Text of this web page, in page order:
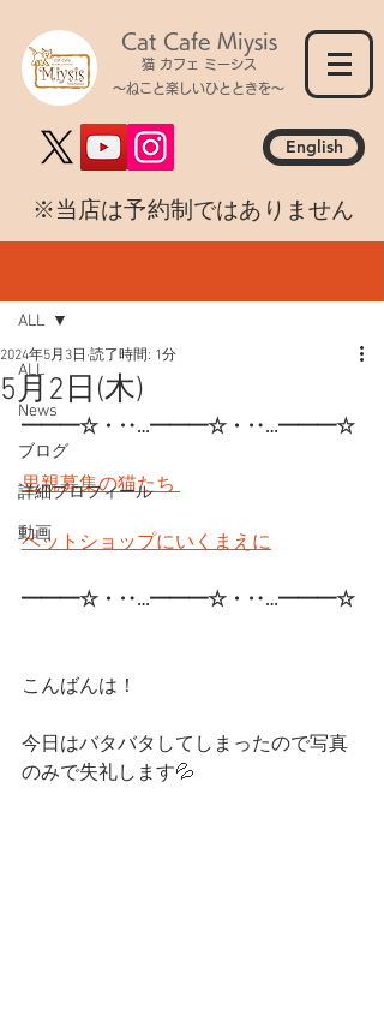
Cat Cafe Miysis
猫 カフェ ミーシス
～ねこと楽しいひとときを～
English
​※当店は予約制ではありません
ALL
News
ブログ
詳細プロフィール
動画
ALL
5月2日(木)
2024年5月3日 読了時間: 1分
━━━☆・‥…━━━☆・‥…━━━☆
里親募集の猫たち
ペットショップにいくまえに
━━━☆・‥…━━━☆・‥…━━━☆
こんばんは！
今日はバタバタしてしまったので写真
のみで失礼します💦